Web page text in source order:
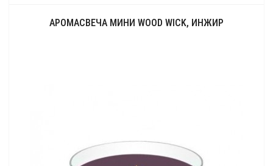
АРОМАСВЕЧА МИНИ WOOD WICK, ИНЖИР